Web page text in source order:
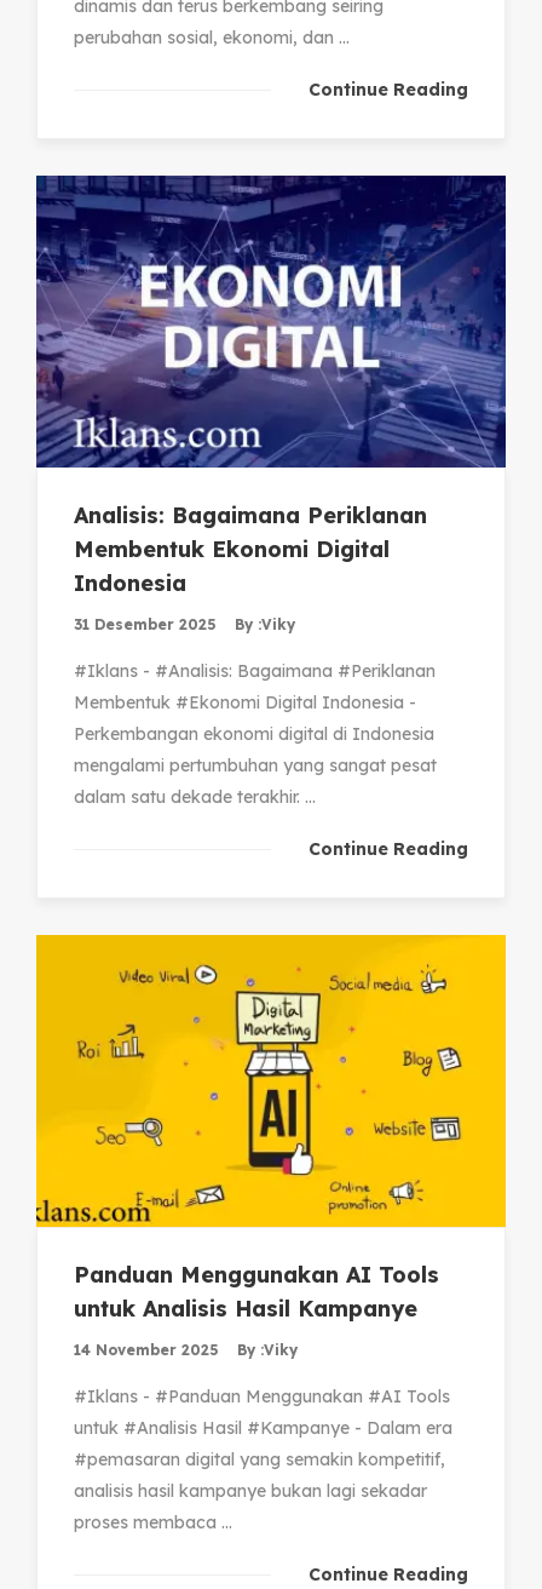
dinamis dan terus berkembang seiring
perubahan sosial, ekonomi, dan ...
Continue Reading
Analisis: Bagaimana Periklanan
Membentuk Ekonomi Digital
Indonesia
31 Desember 2025 By :Viky
#Iklans - #Analisis: Bagaimana #Periklanan
Membentuk #Ekonomi Digital Indonesia -
Perkembangan ekonomi digital di Indonesia
mengalami pertumbuhan yang sangat pesat
dalam satu dekade terakhir. ...
Continue Reading
Panduan Menggunakan AI Tools
untuk Analisis Hasil Kampanye
14 November 2025 By :Viky
#Iklans - #Panduan Menggunakan #AI Tools
untuk #Analisis Hasil #Kampanye - Dalam era
#pemasaran digital yang semakin kompetitif,
analisis hasil kampanye bukan lagi sekadar
proses membaca ...
Continue Reading